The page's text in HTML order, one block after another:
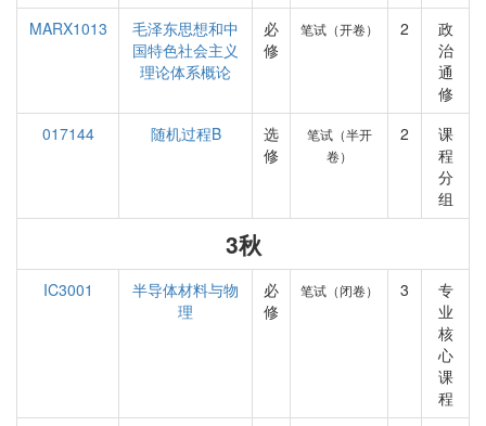
MARX1013
毛泽东思想和中
国特色社会主义
理论体系概论
必
修
笔试（开卷） 2
政
治
通
修
017144
随机过程B
选
修
笔试（半开
卷）
2
课
程
分
组
3秋
IC3001
半导体材料与物
理
必
修
笔试（闭卷） 3
专
业
核
心
课
程